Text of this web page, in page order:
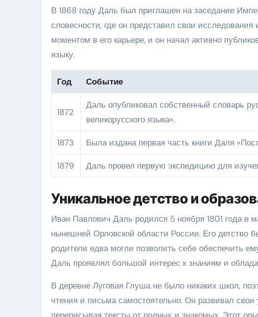
В 1868 году Даль был приглашен на заседание
словесности, где он представил свои
моментом в его карьере, и он начал активно
языку.
Год Событие
1872
Даль опубликовал собственный словарь
великорусского языка».
1873 Была издана первая часть книги Даля
1879 Даль провел первую экспедицию для
Уникальное детство и
Иван Павлович Даль родился 5 ноября 1801 года в
нынешней Орловской области России. Его детство
родители едва могли позволить себе обеспечить
Даль проявлял большой интерес к знаниям и
В деревне Луговая Глуша не было никаких школ,
чтения и письма самостоятельно. Он развивал